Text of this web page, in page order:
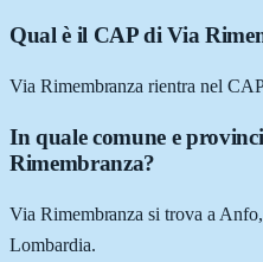
Qual è il CAP di Via
Via Rimembranza rientra nel
In quale comune e
Rimembranza?
Via Rimembranza si trova a
Lombardia.